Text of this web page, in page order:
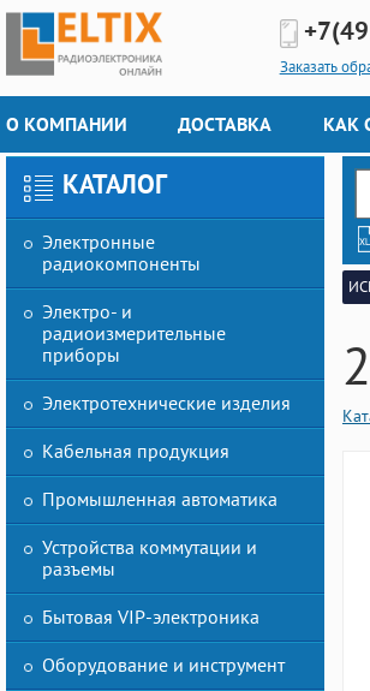
Заказать
О КОМПАНИИ ДОСТАВКА КАК
КАТАЛОГ
Электронные
радиокомпоненты
Электро- и
радиоизмерительные
приборы
Электротехнические изделия
Кабельная продукция
Промышленная автоматика
Устройства коммутации и
разъемы
Бытовая VIP-электроника
Оборудование и инструмент